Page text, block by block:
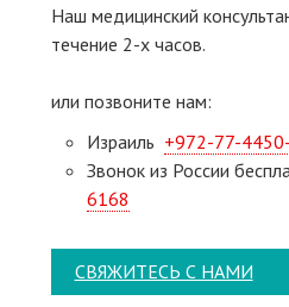
Наш медицинский
течение 2-х часов.
или позвоните нам:
Израиль +972-77-
Звонок из России
6168
СВЯЖИТЕСЬ С НАМИ